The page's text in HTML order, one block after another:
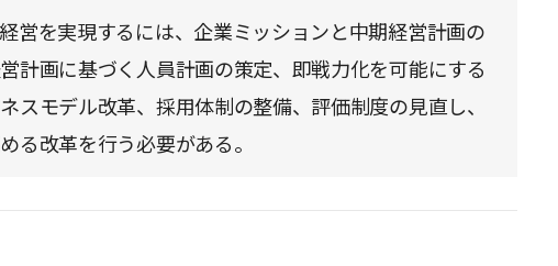
営を実現するには、企業ミッションと中期経営計画の
計画に基づく人員計画の策定、即戦力化を可能にする
スモデル改革、採用体制の整備、評価制度の見直し、
る改革を行う必要がある。